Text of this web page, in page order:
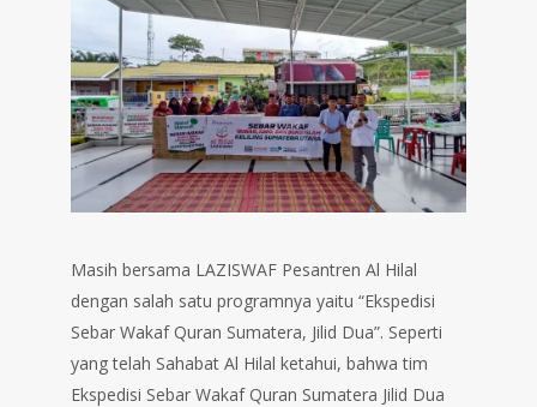
Masih bersama LAZISWAF Pesantren Al Hilal
dengan salah satu programnya yaitu “Ekspedisi
Sebar Wakaf Quran Sumatera, Jilid Dua”. Seperti
yang telah Sahabat Al Hilal ketahui, bahwa tim
Ekspedisi Sebar Wakaf Quran Sumatera Jilid Dua